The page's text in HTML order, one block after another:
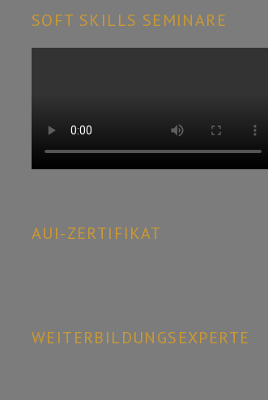
SOFT SKILLS SEMINARE
AUI-ZERTIFIKAT
WEITERBILDUNGSEXPERTE